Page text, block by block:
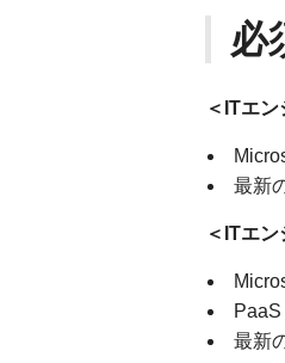
必
＜ITエ
最新
＜ITエ
最新